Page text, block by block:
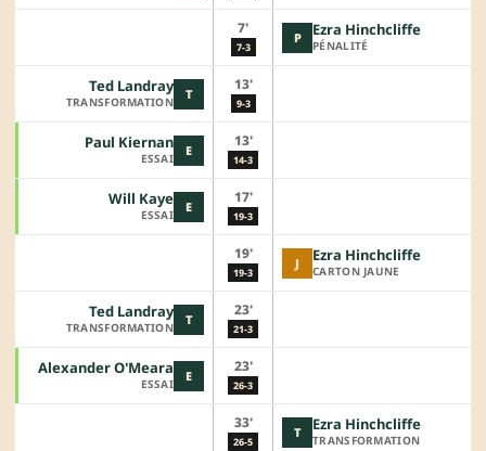
7'
7-3
P Ezra Hinchcliffe
PÉNALITÉ
T
Ted Landray
TRANSFORMATION
13'
9-3
E
Paul Kiernan
ESSAI
13'
14-3
E
Will Kaye
ESSAI
17'
19-3
19'
19-3
J Ezra Hinchcliffe
CARTON JAUNE
T
Ted Landray
TRANSFORMATION
23'
21-3
E
Alexander O'Meara
ESSAI
23'
26-3
33'
26-5
T Ezra Hinchcliffe
TRANSFORMATION